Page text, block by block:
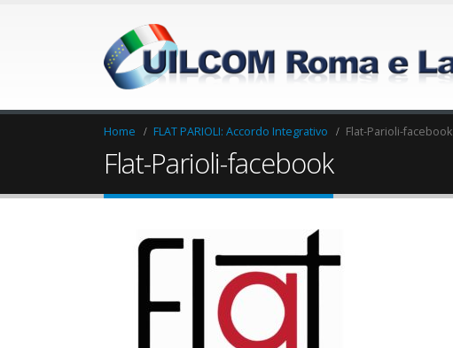
Home FLAT PARIOLI: Accordo Integrativo Flat-Parioli-facebook
Flat-Parioli-facebook